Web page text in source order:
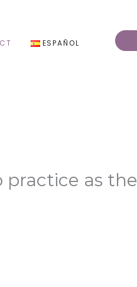
ESPAÑOL
as the